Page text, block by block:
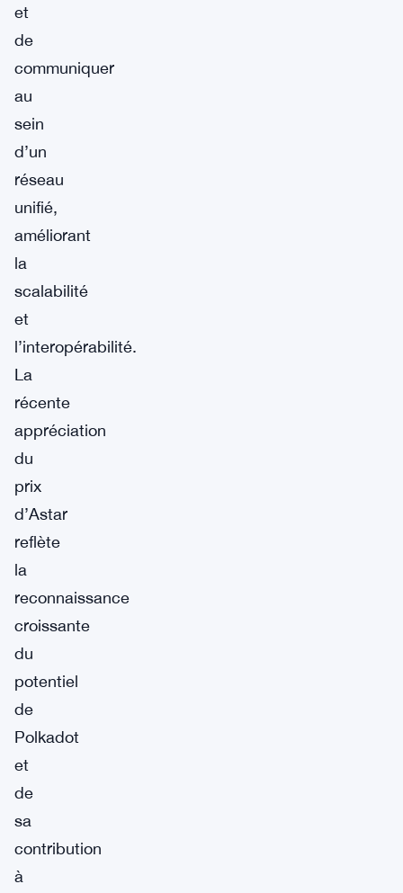
et
de
communiquer
au
sein
d’un
réseau
unifié,
améliorant
la
scalabilité
et
l’interopérabilité.
La
récente
appréciation
du
prix
d’Astar
reflète
la
reconnaissance
croissante
du
potentiel
de
Polkadot
et
de
sa
contribution
à